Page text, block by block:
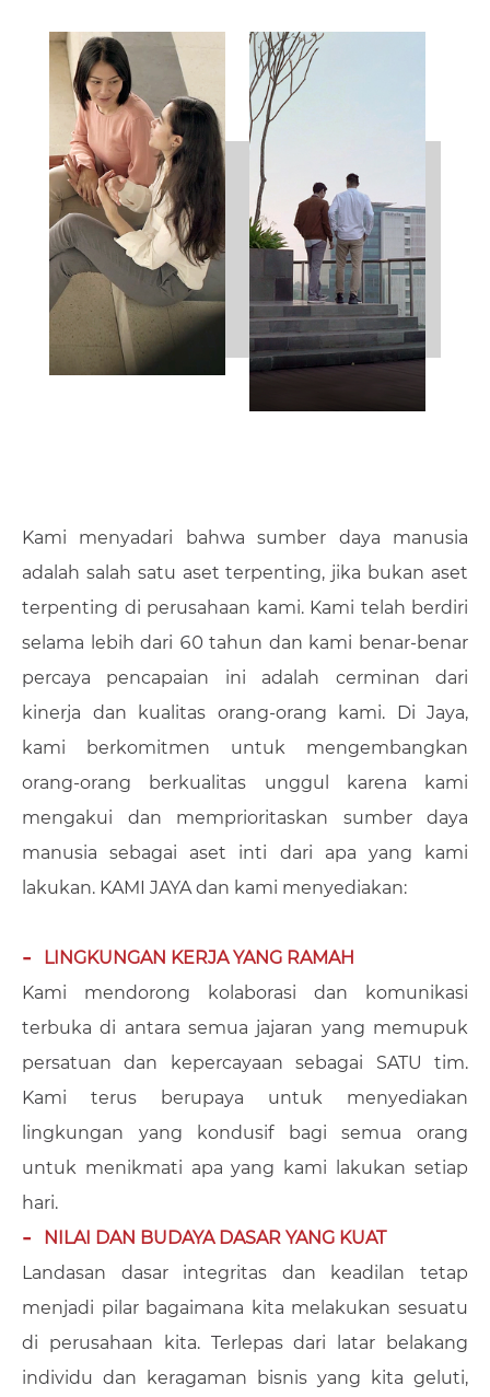
Kami menyadari bahwa sumber daya manusia
adalah salah satu aset terpenting, jika bukan aset
terpenting di perusahaan kami. Kami telah berdiri
selama lebih dari 60 tahun dan kami benar-benar
percaya pencapaian ini adalah cerminan dari
kinerja dan kualitas orang-orang kami. Di Jaya,
kami berkomitmen untuk mengembangkan
orang-orang berkualitas unggul karena kami
mengakui dan memprioritaskan sumber daya
manusia sebagai aset inti dari apa yang kami
lakukan. KAMI JAYA dan kami menyediakan:
LINGKUNGAN KERJA YANG RAMAH
Kami mendorong kolaborasi dan komunikasi
terbuka di antara semua jajaran yang memupuk
persatuan dan kepercayaan sebagai SATU tim.
Kami terus berupaya untuk menyediakan
lingkungan yang kondusif bagi semua orang
untuk menikmati apa yang kami lakukan setiap
hari.
NILAI DAN BUDAYA DASAR YANG KUAT
Landasan dasar integritas dan keadilan tetap
menjadi pilar bagaimana kita melakukan sesuatu
di perusahaan kita. Terlepas dari latar belakang
individu dan keragaman bisnis yang kita geluti,